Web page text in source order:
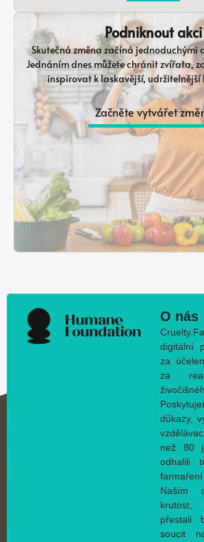
Podniknout akci
Skutečná změna začíná jednoduchými
Jednáním dnes můžete chránit zvířata,
inspirovat k laskavější,
Začněte vytvářet
O nás
digitální
za
za
důkazy,
než 80
odhalili
Naším
krutost,
přestali
soucit